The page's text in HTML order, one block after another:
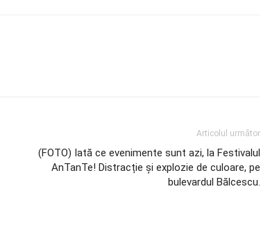
Articolul următor
(FOTO) Iată ce evenimente sunt azi, la Festivalul
AnTanTe! Distracție și explozie de culoare, pe
bulevardul Bălcescu.